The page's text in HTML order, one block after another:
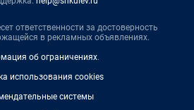
ответственности за достоверность
в рекламных объявлениях.
об ограничениях.
использования cookies
системы